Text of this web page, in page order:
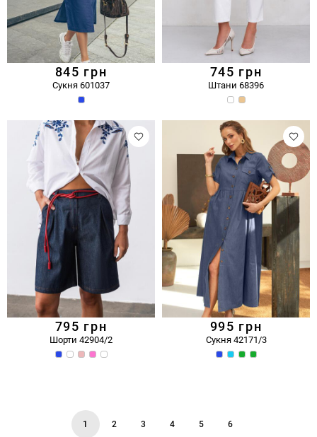
845 грн
Сукня 601037
745 грн
Штани 68396
795 грн
Шорти 42904/2
995 грн
Сукня 42171/3
You're
1 page
2 page
3 page
4 page
5 page
6